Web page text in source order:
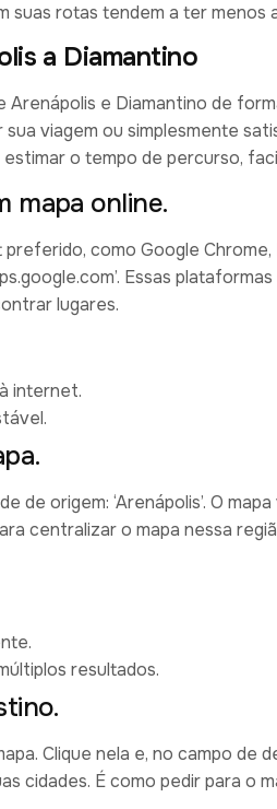
suas rotas tendem a ter menos
a Diamantino
e Diamantino de
viagem ou simplesmente
o tempo de percurso,
mapa online.
como Google
Essas
lugares.
internet.
de origem: ‘Arenápolis’. O
centralizar o mapa nessa
resultados.
Clique nela e, no campo de
cidades. É como pedir para o